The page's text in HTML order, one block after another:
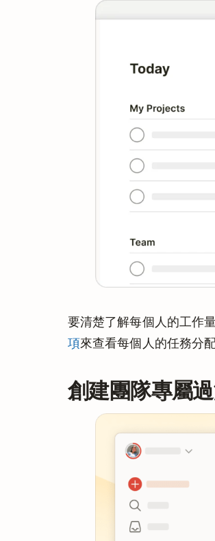
要清楚了解每個人的工作
項來查看每個人的任務分配
創建團隊專屬